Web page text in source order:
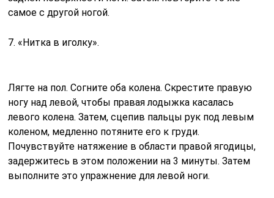
самое с другой ногой.
7. «Нитка в иголку».
Лягте на пол. Согните оба колена. Скрестите правую
ногу над левой, чтобы правая лодыжка касалась
левого колена. Затем, сцепив пальцы рук под левым
коленом, медленно потяните его к груди.
Почувствуйте натяжение в области правой ягодицы,
задержитесь в этом положении на 3 минуты. Затем
выполните это упражнение для левой ноги.